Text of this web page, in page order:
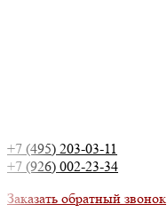
+7 (495) 203-03-11
+7 (926) 002-23-34
Заказать обратный звонок